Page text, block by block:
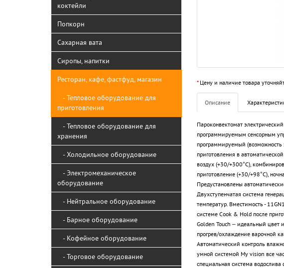
коктейли
Попкорн
Сахарная вата
Сиропы, напитки
Ресторан, кафе, фастфуд, магазин
- Тепловое оборудование для
приготовления
- Тепловое оборудование для
хранения
- Холодильное оборудование
- Электромеханическое
оборудование
- Нейтральное оборудование
- Барное оборудование
- Кофейное оборудование
- Торговое оборудование
*Цену и наличие товара
Описание
Пароконвектомат
программируемым сенсорным
программируемый
приготовления в
воздух (+30/+300°С),
приготовление (+30/+98°С),
Предустановлены
Двухступенчатая система
температур. Вместимость -
системе Cook & Hold после
Golden Touch – идеальный цвет
прогрев/охлаждение варочной
Автоматический контроль
умной системой My vision все
специальная система